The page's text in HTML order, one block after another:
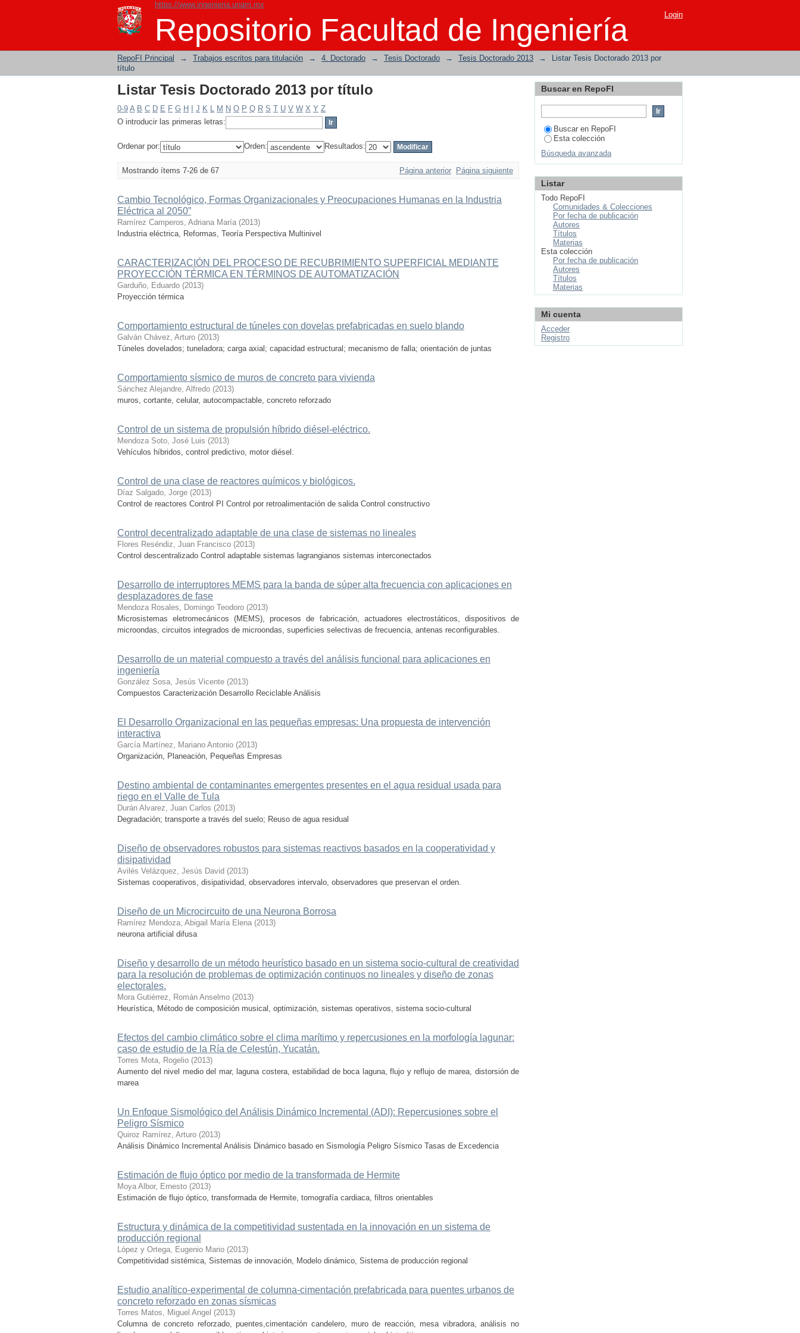
https://www.ingenieria.unam.mx
Repositorio Facultad de Ingeniería
Listar Tesis Doctorado 2013 por título Login
RepoFI Principal → Trabajos escritos para titulación → 4. Doctorado → Tesis Doctorado → Tesis Doctorado 2013 →
Listar Tesis Doctorado 2013 por
título
Listar Tesis Doctorado 2013 por título
0-9 A B C D E F G H J K L M N O P Q R S T U V W X Y Z
O introducir las primeras letras:
Ordenar por: Orden: Resultados:
Mostrando ítems 7-26 de 67 Página anterior Página siguiente
Cambio Tecnológico, Formas Organizacionales y Preocupaciones Humanas en la Industria
Eléctrica al 2050”
Ramírez Camperos, Adriana María (2013)
Industria eléctrica, Reformas, Teoría Perspectiva Multinivel
CARACTERIZACIÓN DEL PROCESO DE RECUBRIMIENTO SUPERFICIAL MEDIANTE
PROYECCIÓN TÉRMICA EN TÉRMINOS DE AUTOMATIZACIÓN
Garduño, Eduardo (2013)
Proyección térmica
Comportamiento estructural de túneles con dovelas prefabricadas en suelo blando
Galván Chávez, Arturo (2013)
Túneles dovelados; tuneladora; carga axial; capacidad estructural; mecanismo de falla; orientación de juntas
Comportamiento sísmico de muros de concreto para vivienda
Sánchez Alejandre, Alfredo (2013)
muros, cortante, celular, autocompactable, concreto reforzado
Control de un sistema de propulsión híbrido diésel-eléctrico.
Mendoza Soto, José Luis (2013)
Vehículos híbridos, control predictivo, motor diésel.
Control de una clase de reactores químicos y biológicos.
Díaz Salgado, Jorge (2013)
Control de reactores Control PI Control por retroalimentación de salida Control constructivo
Control decentralizado adaptable de una clase de sistemas no lineales
Flores Reséndiz, Juan Francisco (2013)
Control descentralizado Control adaptable sistemas lagrangianos sistemas interconectados
Desarrollo de interruptores MEMS para la banda de súper alta frecuencia con aplicaciones en
desplazadores de fase
Mendoza Rosales, Domingo Teodoro (2013)
Microsistemas eletromecánicos (MEMS), procesos de fabricación, actuadores electrostáticos, dispositivos de
microondas, circuitos integrados de microondas, superficies selectivas de frecuencia, antenas reconfigurables.
Desarrollo de un material compuesto a través del análisis funcional para aplicaciones en
ingeniería
González Sosa, Jesús Vicente (2013)
Compuestos Caracterización Desarrollo Reciclable Análisis
El Desarrollo Organizacional en las pequeñas empresas: Una propuesta de intervención
interactiva
García Martínez, Mariano Antonio (2013)
Organización, Planeación, Pequeñas Empresas
Destino ambiental de contaminantes emergentes presentes en el agua residual usada para
riego en el Valle de Tula
Durán Alvarez, Juan Carlos (2013)
Degradación; transporte a través del suelo; Reuso de agua residual
Diseño de observadores robustos para sistemas reactivos basados en la cooperatividad y
disipatividad
Avilés Velázquez, Jesús David (2013)
Sistemas cooperativos, disipatividad, observadores intervalo, observadores que preservan el orden.
Diseño de un Microcircuito de una Neurona Borrosa
Ramírez Mendoza, Abigail María Elena (2013)
neurona artificial difusa
Diseño y desarrollo de un método heurístico basado en un sistema socio-cultural de creatividad
para la resolución de problemas de optimización continuos no lineales y diseño de zonas
electorales.
Mora Gutiérrez, Román Anselmo (2013)
Heurística, Método de composición musical, optimización, sistemas operativos, sistema socio-cultural
Efectos del cambio climático sobre el clima marítimo y repercusiones en la morfología lagunar:
caso de estudio de la Ría de Celestún, Yucatán.
Torres Mota, Rogelio (2013)
Aumento del nivel medio del mar, laguna costera, estabilidad de boca laguna, flujo y reflujo de marea, distorsión de
marea
Un Enfoque Sismológico del Análisis Dinámico Incremental (ADI): Repercusiones sobre el
Peligro Sísmico
Quiroz Ramírez, Arturo (2013)
Análisis Dinámico Incremental Análisis Dinámico basado en Sismología Peligro Sísmico Tasas de Excedencia
Estimación de flujo óptico por medio de la transformada de Hermite
Moya Albor, Ernesto (2013)
Estimación de flujo óptico, transformada de Hermite, tomografía cardiaca, filtros orientables
Estructura y dinámica de la competitividad sustentada en la innovación en un sistema de
producción regional
López y Ortega, Eugenio Mario (2013)
Competitividad sistémica, Sistemas de innovación, Modelo dinámico, Sistema de producción regional
Estudio analítico-experimental de columna-cimentación prefabricada para puentes urbanos de
concreto reforzado en zonas sísmicas
Torres Matos, Miguel Angel (2013)
Columna de concreto reforzado, puentes,cimentación candelero, muro de reacción, mesa vibradora, análisis no
Buscar en RepoFI
Buscar en RepoFI
Esta colección
Búsqueda avanzada
Listar
Todo RepoFI
Comunidades & Colecciones
Por fecha de publicación
Autores
Títulos
Materias
Esta colección
Por fecha de publicación
Autores
Títulos
Materias
Mi cuenta
Acceder
Registro